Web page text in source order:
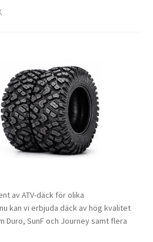
av ATV-däck för olika
kan vi erbjuda däck av hög kvalitet
Duro, SunF och Journey samt flera